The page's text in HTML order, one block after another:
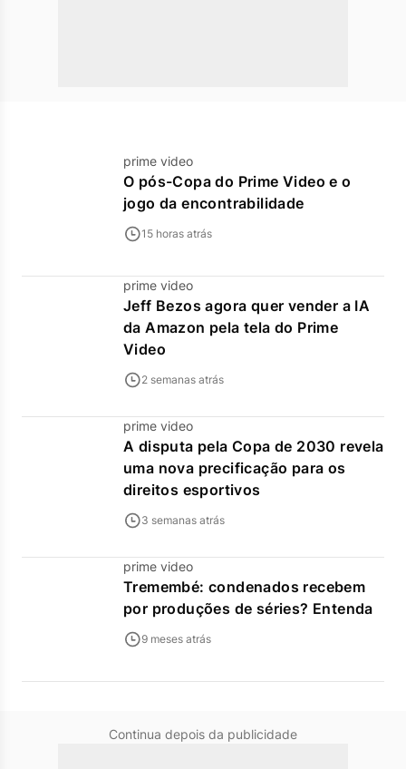
prime video
O pós-Copa do Prime Video e o
jogo da encontrabilidade
15 horas atrás
prime video
Jeff Bezos agora quer vender a IA
da Amazon pela tela do Prime
Video
2 semanas atrás
prime video
A disputa pela Copa de 2030 revela
uma nova precificação para os
direitos esportivos
3 semanas atrás
prime video
Tremembé: condenados recebem
por produções de séries? Entenda
9 meses atrás
Continua depois da publicidade